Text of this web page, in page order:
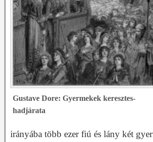
Gustave Dore: Gyermekek keresztes-
hadjárata
irányába több ezer fiú és lány két